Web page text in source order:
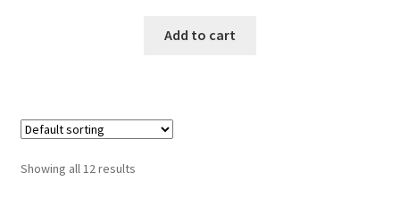
Add to cart
Showing all 12 results